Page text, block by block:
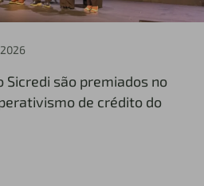
Sicredi são premiados no
de crédito do